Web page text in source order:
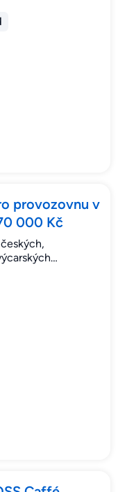
provozovnu v
000 Kč